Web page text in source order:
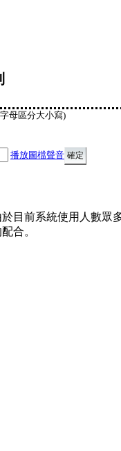
母區分大小寫)
播放圖檔聲音
目前系統使用人數眾
合。